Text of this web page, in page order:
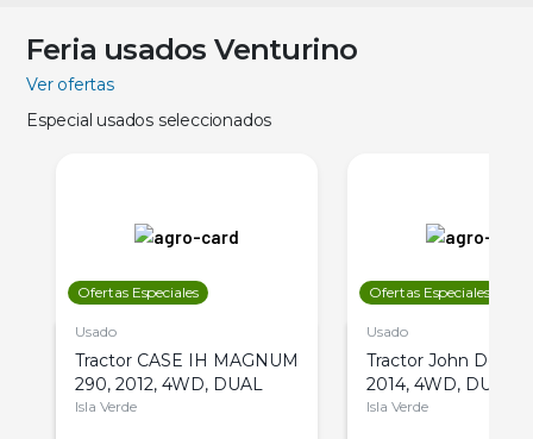
Feria usados Venturino
Ver ofertas
Especial usados seleccionados
Ofertas Especiales
Usado
Tractor CASE IH MAGNUM
290, 2012, 4WD, DUAL
Isla Verde
Ofertas Especiales
Usado
Tractor John Deere
2014, 4WD, DUAL
Isla Verde